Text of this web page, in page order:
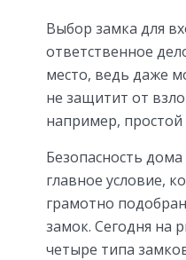
Выбор замка для
ответственное
место, ведь даже
не защитит от
например,
Безопасность
главное условие,
грамотно
замок. Сегодня на
четыре типа